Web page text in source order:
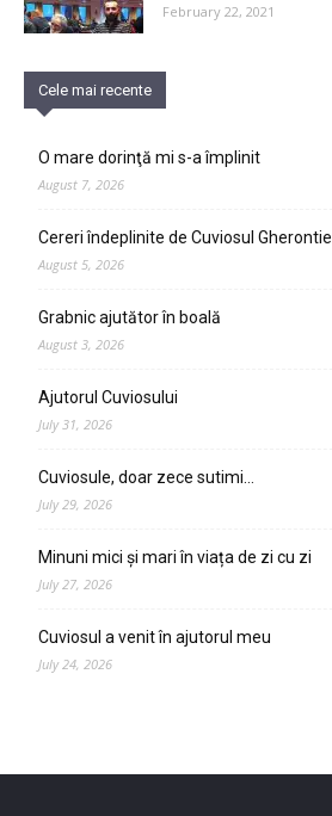
February 22, 2021
Cele mai recente
O mare dorinţă mi s-a împlinit
August 7, 2026
Cereri îndeplinite de Cuviosul Gherontie
August 5, 2026
Grabnic ajutător în boală
August 3, 2026
Ajutorul Cuviosului
July 31, 2026
Cuviosule, doar zece sutimi…
July 29, 2026
Minuni mici și mari în viața de zi cu zi
July 27, 2026
Cuviosul a venit în ajutorul meu
July 24, 2026